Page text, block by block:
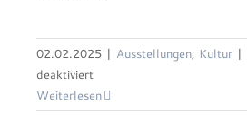
02.02.2025 | Ausstellungen, Kultur |
deaktiviert
Lebensraum
Wiese
Weiterlesen